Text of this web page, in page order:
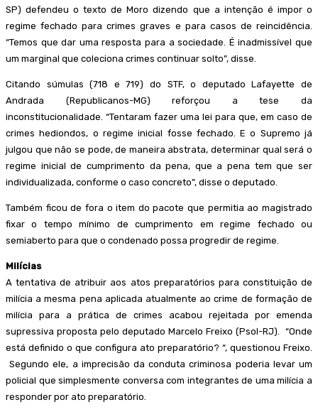
SP) defendeu o texto de Moro dizendo que a intenção é impor o
regime fechado para crimes graves e para casos de reincidência.
“Temos que dar uma resposta para a sociedade. É inadmissível que
um marginal que coleciona crimes continuar solto”, disse.
Citando súmulas (718 e 719) do STF, o deputado Lafayette de
Andrada (Republicanos-MG) reforçou a tese da
inconstitucionalidade. “Tentaram fazer uma lei para que, em caso de
crimes hediondos, o regime inicial fosse fechado. E o Supremo já
julgou que não se pode, de maneira abstrata, determinar qual será o
regime inicial de cumprimento da pena, que a pena tem que ser
individualizada, conforme o caso concreto”, disse o deputado.
Também ficou de fora o item do pacote que permitia ao magistrado
fixar o tempo mínimo de cumprimento em regime fechado ou
semiaberto para que o condenado possa progredir de regime.
Milícias
A tentativa de atribuir aos atos preparatórios para constituição de
milícia a mesma pena aplicada atualmente ao crime de formação de
milícia para a prática de crimes acabou rejeitada por emenda
supressiva proposta pelo deputado Marcelo Freixo (Psol-RJ). “Onde
está definido o que configura ato preparatório? “, questionou Freixo.
Segundo ele, a imprecisão da conduta criminosa poderia levar um
policial que simplesmente conversa com integrantes de uma milícia a
responder por ato preparatório.